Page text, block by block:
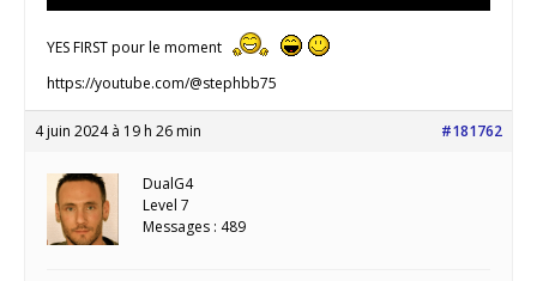
YES FIRST pour le moment
https://youtube.com/@stephbb75
4 juin 2024 à 19 h 26 min #181762
DualG4
Level 7
Messages : 489